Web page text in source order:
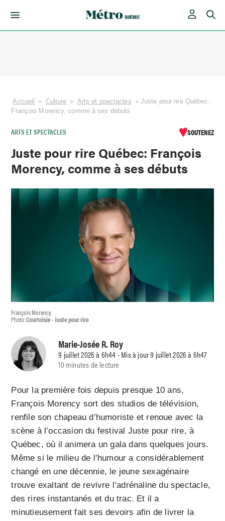
Accueil » Culture » Arts et spectacles » Juste pour rire Québec:
François Morency, comme à ses débuts
ARTS ET SPECTACLES SOUTENEZ
Juste pour rire Québec: François
Morency, comme à ses débuts
François Morency
Photo:Courtoisie - Juste pour rire
Marie-Josée R. Roy
9 juillet 2026 à 6h44 - Mis à jour 9 juillet 2026 à 6h47
10 minutes de lecture
Pour la première fois depuis presque 10 ans,
François Morency sort des studios de télévision,
renfile son chapeau d’humoriste et renoue avec la
scène à l’occasion du festival Juste pour rire, à
Québec, où il animera un gala dans quelques jours.
Même si le milieu de l’humour a considérablement
changé en une décennie, le jeune sexagénaire
trouve exaltant de revivre l’adrénaline du spectacle,
des rires instantanés et du trac. Et il a
minutieusement fait ses devoirs afin de livrer la